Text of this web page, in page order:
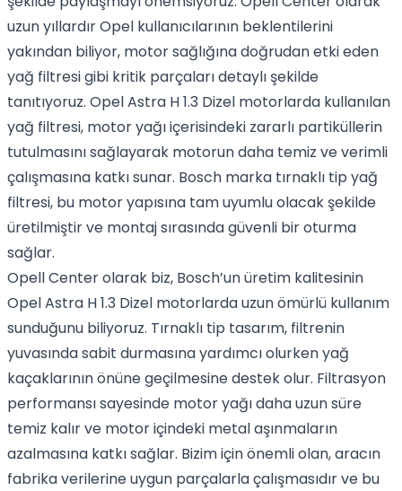
uzun yıllardır Opel kullanıcılarının beklentilerini
yakından biliyor, motor sağlığına doğrudan etki eden
yağ filtresi gibi kritik parçaları detaylı şekilde
tanıtıyoruz. Opel Astra H 1.3 Dizel motorlarda kullanılan
yağ filtresi, motor yağı içerisindeki zararlı partiküllerin
tutulmasını sağlayarak motorun daha temiz ve verimli
çalışmasına katkı sunar. Bosch marka tırnaklı tip yağ
filtresi, bu motor yapısına tam uyumlu olacak şekilde
üretilmiştir ve montaj sırasında güvenli bir oturma
sağlar.
Opell Center olarak biz, Bosch’un üretim kalitesinin
Opel Astra H 1.3 Dizel motorlarda uzun ömürlü kullanım
sunduğunu biliyoruz. Tırnaklı tip tasarım, filtrenin
yuvasında sabit durmasına yardımcı olurken yağ
kaçaklarının önüne geçilmesine destek olur. Filtrasyon
performansı sayesinde motor yağı daha uzun süre
temiz kalır ve motor içindeki metal aşınmaların
azalmasına katkı sağlar. Bizim için önemli olan, aracın
fabrika verilerine uygun parçalarla çalışmasıdır ve bu